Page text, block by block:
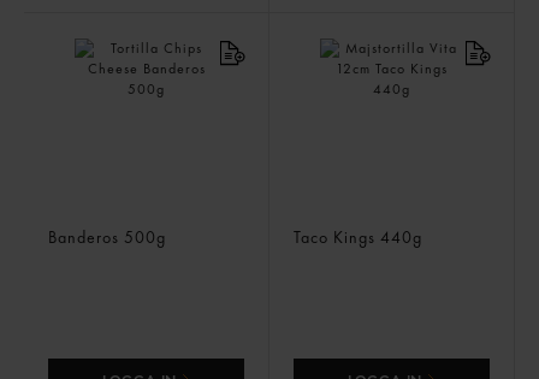
Banderos 500g Taco Kings 440g